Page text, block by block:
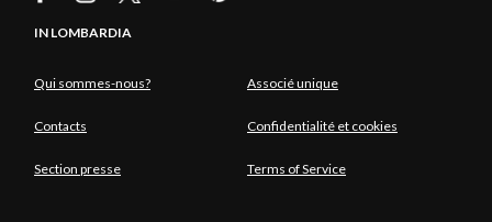
IN LOMBARDIA
Qui sommes-nous? Associé unique
Contacts Confidentialité et cookies
Section presse Terms of Service